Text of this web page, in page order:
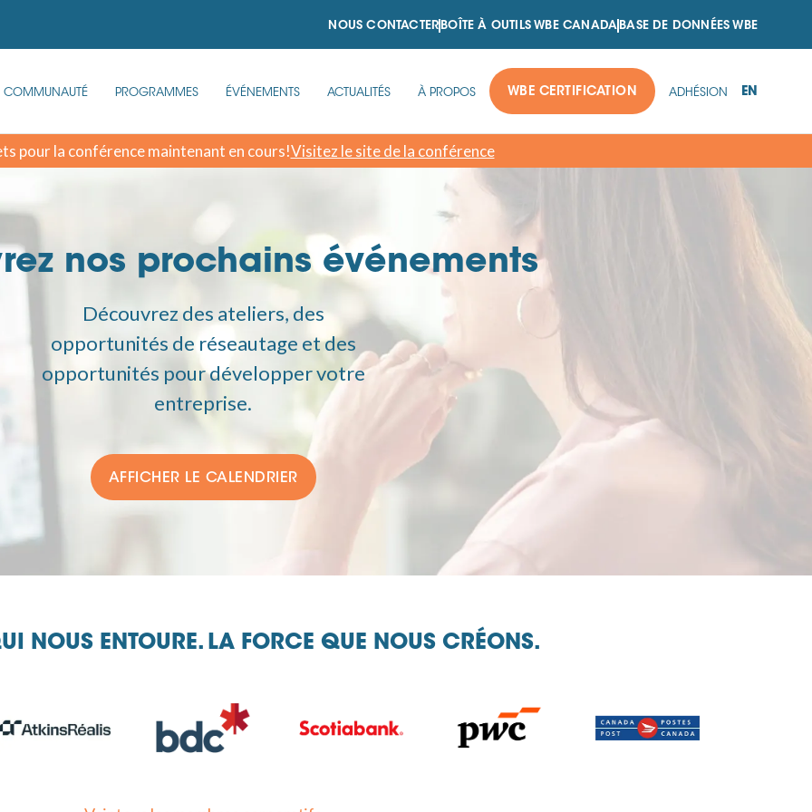
NOUS CONTACTER BOÎTE À OUTILS WBE CANADA BASE DE DONNÉES WBE
COMMUNAUTÉ PROGRAMMES ÉVÉNEMENTS ACTUALITÉS À PROPOS WBE CERTIFICATION ADHÉSION EN
pour la conférence maintenant en cours!Visitez le site de la conférence
nos prochains événements
Découvrez des ateliers, des
opportunités de réseautage et des
opportunités pour développer votre
entreprise.
AFFICHER LE CALENDRIER
NOUS ENTOURE. LA FORCE QUE NOUS CRÉONS.